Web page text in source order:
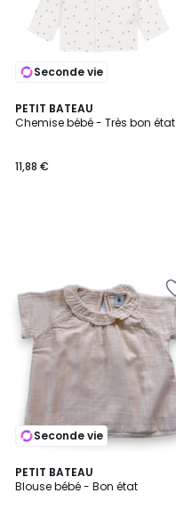
Seconde vie
PETIT BATEAU
Chemise bébé - Très bon état
11,88 €
Seconde vie
PETIT BATEAU
Blouse bébé - Bon état